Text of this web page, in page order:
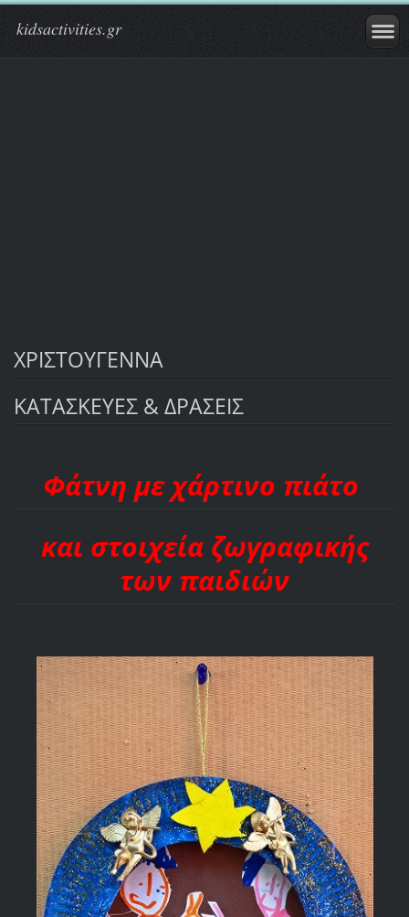
kidsactivities.gr
ΧΡΙΣΤΟΥΓΕΝΝΑ
ΚΑΤΑΣΚΕΥΕΣ & ΔΡΑΣΕΙΣ
Φάτνη με χάρτινο πιάτο
και στοιχεία ζωγραφικής
των παιδιών